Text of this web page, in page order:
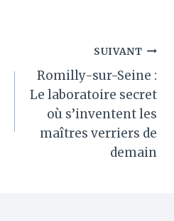
SUIVANT
Romilly-sur-Seine :
Le laboratoire secret
où s’inventent les
maîtres verriers de
demain